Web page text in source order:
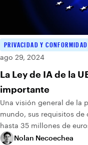
PRIVACIDAD Y CONFORMIDAD
ago 29, 2024
La Ley de IA de la
importante
Una visión general de la
mundo, sus requisitos
hasta 35 millones de
Nolan Necoechea